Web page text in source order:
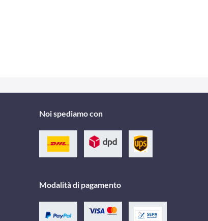
Noi spediamo con
Modalità di pagamento